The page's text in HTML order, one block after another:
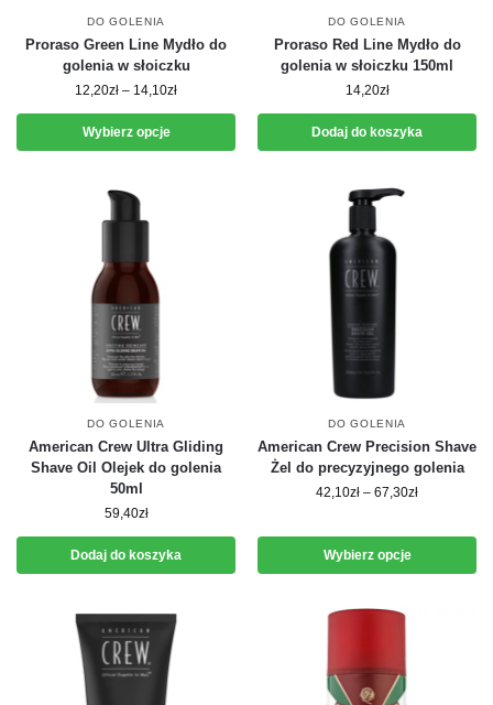
DO GOLENIA
Proraso Green Line Mydło do
golenia w słoiczku
12,20zł – 14,10zł
Wybierz opcje
DO GOLENIA
Proraso Red Line Mydło do
golenia w słoiczku 150ml
14,20zł
Dodaj do koszyka
DO GOLENIA
American Crew Ultra Gliding
Shave Oil Olejek do golenia
50ml
59,40zł
Dodaj do koszyka
DO GOLENIA
American Crew Precision Shave
Żel do precyzyjnego golenia
42,10zł – 67,30zł
Wybierz opcje